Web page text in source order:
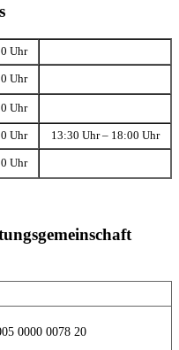
Uhr
Uhr
Uhr
Uhr 13:30 Uhr – 18:00 Uhr
Uhr
0000 0078 20